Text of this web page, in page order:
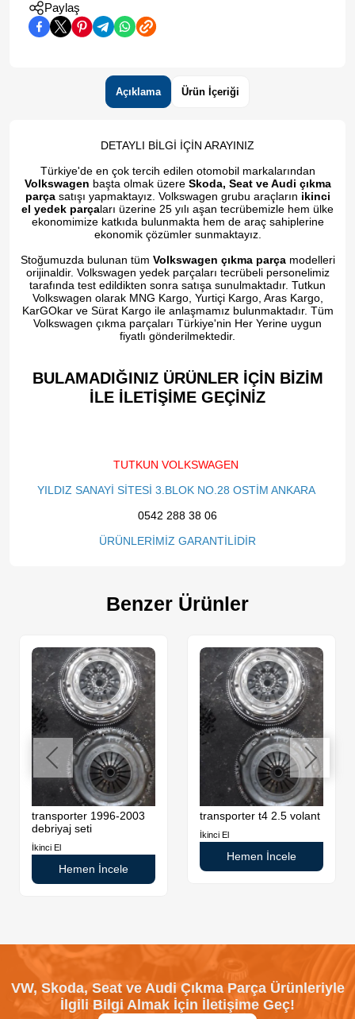
Paylaş
Açıklama Ürün İçeriği
DETAYLI BİLGİ İÇİN ARAYINIZ
Türkiye'de en çok tercih edilen otomobil markalarından
Volkswagen başta olmak üzere Skoda, Seat ve Audi çıkma
parçasatışı yapmaktayız. Volkswagen grubu araçların ikinci
el yedek parçaları üzerine 25 yılı aşan tecrübemizle hem ülke
ekonomimize katkıda bulunmakta hem de araç sahiplerine
ekonomik çözümler sunmaktayız.
Stoğumuzda bulunan tüm Volkswagen çıkma parçamodelleri
orijinaldir. Volkswagen yedek parçaları tecrübeli personelimiz
tarafında test edildikten sonra satışa sunulmaktadır. Tutkun
Volkswagen olarak MNG Kargo, Yurtiçi Kargo, Aras Kargo,
KarGOkar ve Sürat Kargo ile anlaşmamız bulunmaktadır. Tüm
Volkswagen çıkma parçaları Türkiye'nin Her Yerine uygun
fiyatlı gönderilmektedir.
BULAMADIĞINIZ ÜRÜNLER İÇİN BİZİM
İLE İLETİŞİME GEÇİNİZ​
TUTKUN VOLKSWAGEN
YILDIZ SANAYİ SİTESİ 3.BLOK NO.28 OSTİM ANKARA
0542 288 38 06
ÜRÜNLERİMİZ GARANTİLİDİR
Benzer Ürünler
transporter 1996-2003
debriyaj seti
İkinci El
Hemen İncele
transporter t4 2.5 volant
İkinci El
Hemen İncele
VW, Skoda, Seat ve Audi Çıkma Parça Ürünleriyle
İlgili Bilgi Almak İçin İletişime Geç!